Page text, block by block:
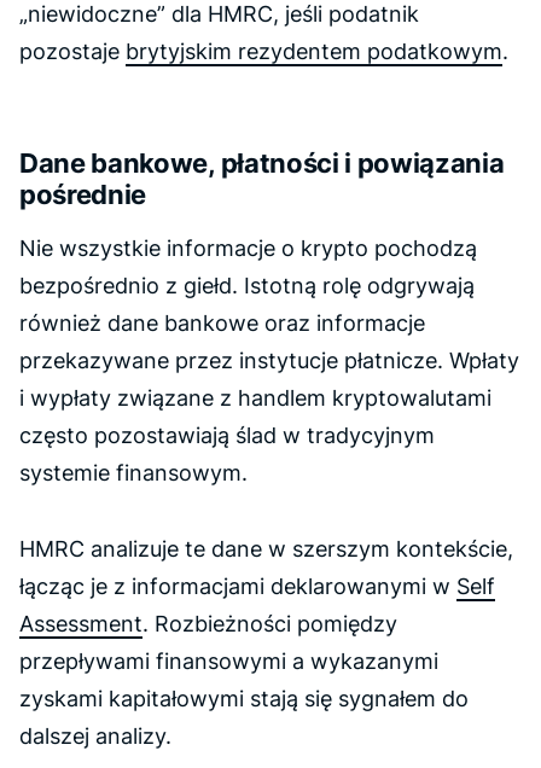
„niewidoczne” dla HMRC, jeśli podatnik
pozostaje brytyjskim rezydentem podatkowym.
Dane bankowe, płatności i powiązania
pośrednie
Nie wszystkie informacje o krypto pochodzą
bezpośrednio z giełd. Istotną rolę odgrywają
również dane bankowe oraz informacje
przekazywane przez instytucje płatnicze. Wpłaty
i wypłaty związane z handlem kryptowalutami
często pozostawiają ślad w tradycyjnym
systemie finansowym.
HMRC analizuje te dane w szerszym kontekście,
łącząc je z informacjami deklarowanymi w Self
Assessment. Rozbieżności pomiędzy
przepływami finansowymi a wykazanymi
zyskami kapitałowymi stają się sygnałem do
dalszej analizy.